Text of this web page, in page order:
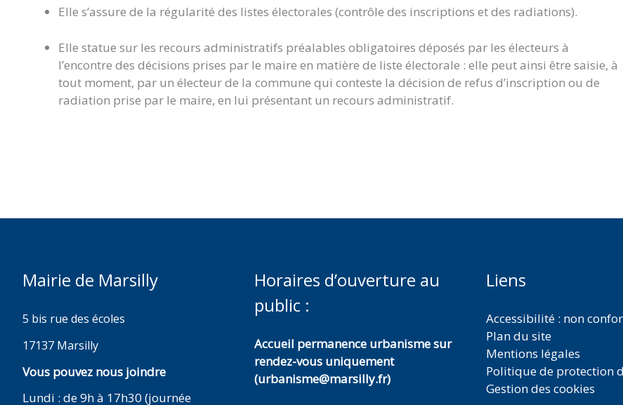
Elle s’assure de la régularité des listes électorales (contrôle des inscriptions et des radiations).
Elle statue sur les recours administratifs préalables obligatoires déposés par les électeurs à
l’encontre des décisions prises par le maire en matière de liste électorale : elle peut ainsi être saisie, à
tout moment, par un électeur de la commune qui conteste la décision de refus d’inscription ou de
radiation prise par le maire, en lui présentant un recours administratif.
Mairie de Marsilly
5 bis rue des écoles
17137 Marsilly
Vous pouvez nous joindre
Lundi : de 9h à 17h30 (journée
Horaires d’ouverture au
public :
Accueil permanence urbanisme sur
rendez-vous uniquement
(urbanisme@marsilly.fr)
Liens
Accessibilité : non
Plan du site
Mentions légales
Politique de protection
Gestion des cookies